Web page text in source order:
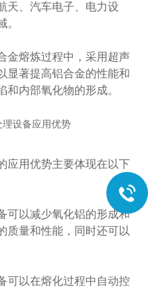
天、汽车电子、电力设
。
熔炼过程中，采用超声
显著提高铝合金的性能和
和内部氧化物的形成。
用优势主要体现在以下
以减少氧化铝的形成和
质量和性能，同时还可以
以在熔化过程中自动控